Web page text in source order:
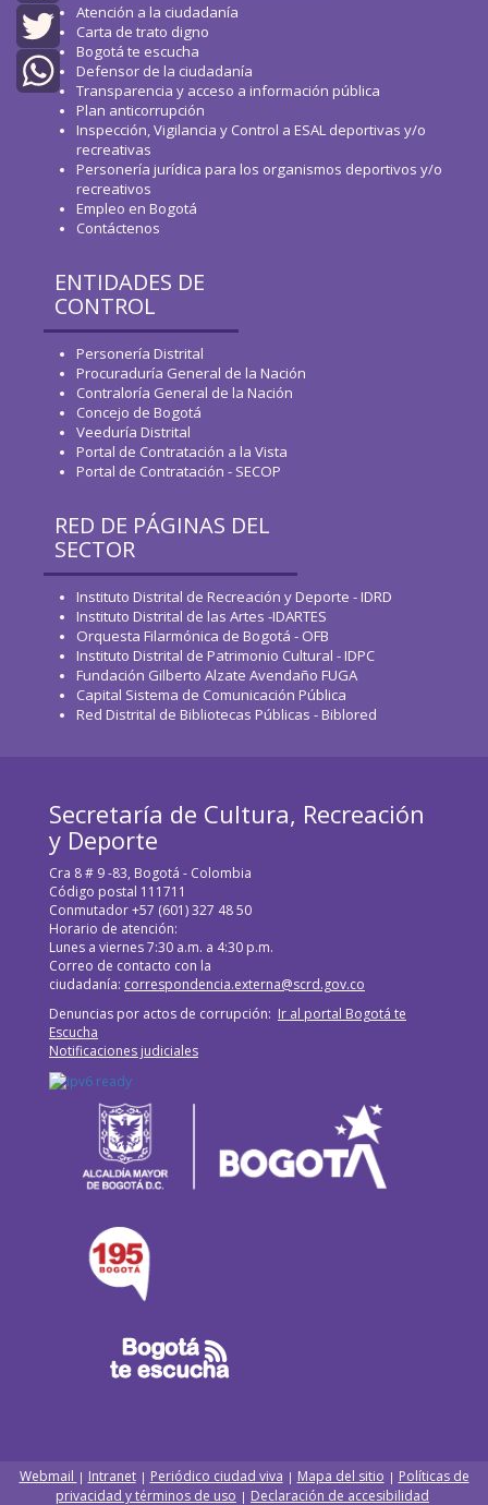
Facebook
Twitter
WhatsApp
Atención a la ciudadanía
Carta de trato digno
Bogotá te escucha
Defensor de la ciudadanía
Transparencia y acceso a información pública
Plan anticorrupción
Inspección, Vigilancia y Control a ESAL deportivas y/o
recreativas
Personería jurídica para los organismos deportivos y/o
recreativos
Empleo en Bogotá
Contáctenos
ENTIDADES DE
CONTROL
Personería Distrital
Procuraduría General de la Nación
Contraloría General de la Nación
Concejo de Bogotá
Veeduría Distrital
Portal de Contratación a la Vista
Portal de Contratación - SECOP
RED DE PÁGINAS DEL
SECTOR
Instituto Distrital de Recreación y Deporte - IDRD
Instituto Distrital de las Artes -IDARTES
Orquesta Filarmónica de Bogotá - OFB
Instituto Distrital de Patrimonio Cultural - IDPC
Fundación Gilberto Alzate Avendaño FUGA
Capital Sistema de Comunicación Pública
Red Distrital de Bibliotecas Públicas - Biblored
Secretaría de Cultura, Recreación
y Deporte
Cra 8 # 9 -83, Bogotá - Colombia
Código postal 111711
Conmutador +57 (601) 327 48 50
Horario de atención:
Lunes a viernes 7:30 a.m. a 4:30 p.m.
Correo de contacto con la
ciudadanía: correspondencia.externa@scrd.gov.co
Denuncias por actos de corrupción: Ir al portal Bogotá te
Escucha
Notificaciones judiciales
Webmail | Intranet| Periódico ciudad viva | Mapa del sitio | Políticas de
privacidad y términos de uso | Declaración de accesibilidad